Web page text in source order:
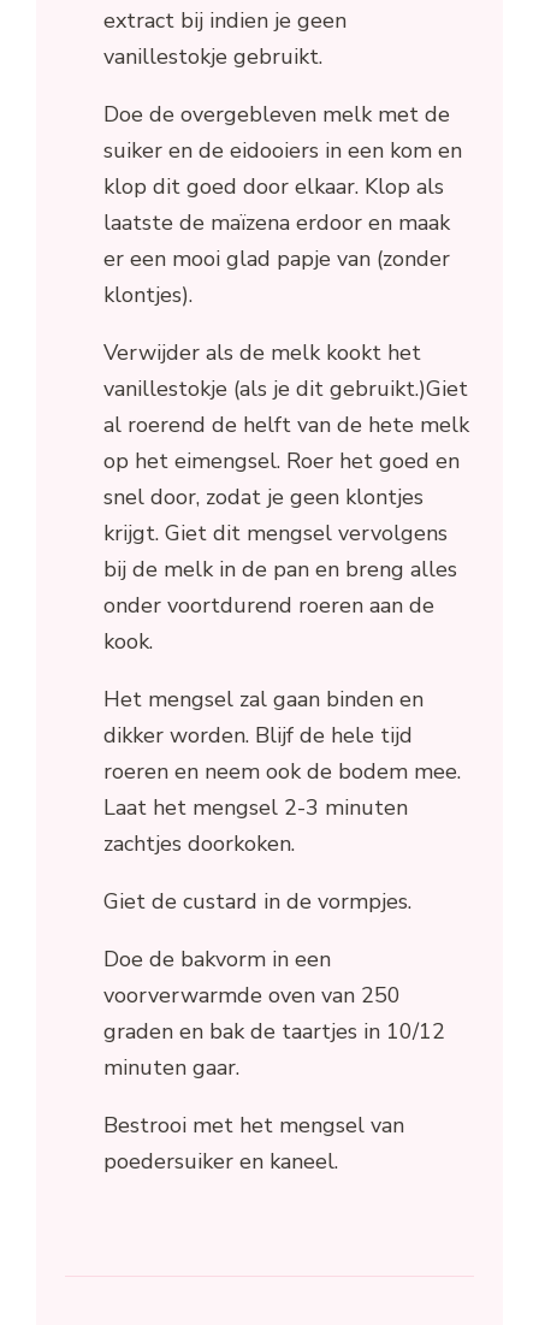
extract bij indien je geen
vanillestokje gebruikt.
Doe de overgebleven melk met de
suiker en de eidooiers in een kom en
klop dit goed door elkaar. Klop als
laatste de maïzena erdoor en maak
er een mooi glad papje van (zonder
klontjes).
Verwijder als de melk kookt het
vanillestokje (als je dit gebruikt.)Giet
al roerend de helft van de hete melk
op het eimengsel. Roer het goed en
snel door, zodat je geen klontjes
krijgt. Giet dit mengsel vervolgens
bij de melk in de pan en breng alles
onder voortdurend roeren aan de
kook.
Het mengsel zal gaan binden en
dikker worden. Blijf de hele tijd
roeren en neem ook de bodem mee.
Laat het mengsel 2-3 minuten
zachtjes doorkoken.
Giet de custard in de vormpjes.
Doe de bakvorm in een
voorverwarmde oven van 250
graden en bak de taartjes in 10/12
minuten gaar.
Bestrooi met het mengsel van
poedersuiker en kaneel.